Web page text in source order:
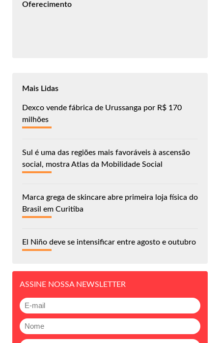
Oferecimento
Mais Lidas
Dexco vende fábrica de Urussanga por R$ 170
milhões
Sul é uma das regiões mais favoráveis à ascensão
social, mostra Atlas da Mobilidade Social
Marca grega de skincare abre primeira loja física do
Brasil em Curitiba
El Niño deve se intensificar entre agosto e outubro
ASSINE NOSSA NEWSLETTER